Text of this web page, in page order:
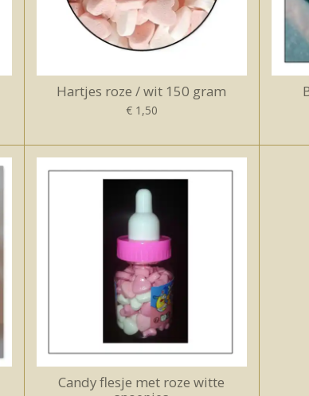
Hartjes roze / wit 150 gram
€ 1,50
Candy flesje met roze witte